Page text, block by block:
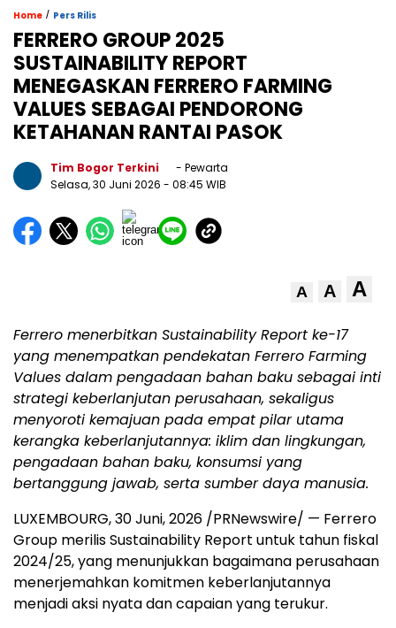
Home / Pers Rilis
FERRERO GROUP 2025
SUSTAINABILITY REPORT
MENEGASKAN FERRERO FARMING
VALUES SEBAGAI PENDORONG
KETAHANAN RANTAI PASOK
Tim Bogor Terkini
- Pewarta
Selasa, 30 Juni 2026 - 08:45 WIB
A A A
Ferrero menerbitkan Sustainability Report ke-17
yang menempatkan pendekatan Ferrero Farming
Values dalam pengadaan bahan baku sebagai inti
strategi keberlanjutan perusahaan, sekaligus
menyoroti kemajuan pada empat pilar utama
kerangka keberlanjutannya: iklim dan lingkungan,
pengadaan bahan baku, konsumsi yang
bertanggung jawab, serta sumber daya manusia.
LUXEMBOURG,30 Juni, 2026 /PRNewswire/ — Ferrero
Group merilis Sustainability Report untuk tahun fiskal
2024/25, yang menunjukkan bagaimana perusahaan
menerjemahkan komitmen keberlanjutannya
menjadi aksi nyata dan capaian yang terukur.